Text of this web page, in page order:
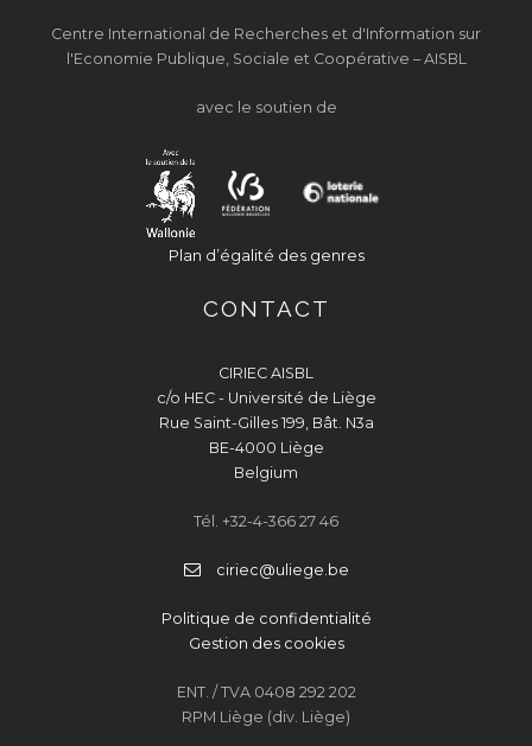
Centre International de Recherches et d'Information sur
l'Economie Publique, Sociale et Coopérative – AISBL
avec le soutien de
Plan d’égalité des genres
CONTACT
CIRIEC AISBL
c/o HEC - Université de Liège
Rue Saint-Gilles 199, Bât. N3a
BE-4000 Liège
Belgium
Tél. +32-4-366 27 46
ciriec@uliege.be
Politique de confidentialité
Gestion des cookies
ENT. / TVA 0408 292 202
RPM Liège (div. Liège)